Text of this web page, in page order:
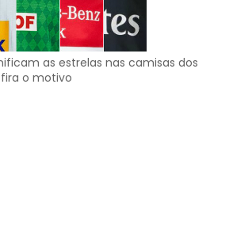
as estrelas nas camisas dos
o motivo